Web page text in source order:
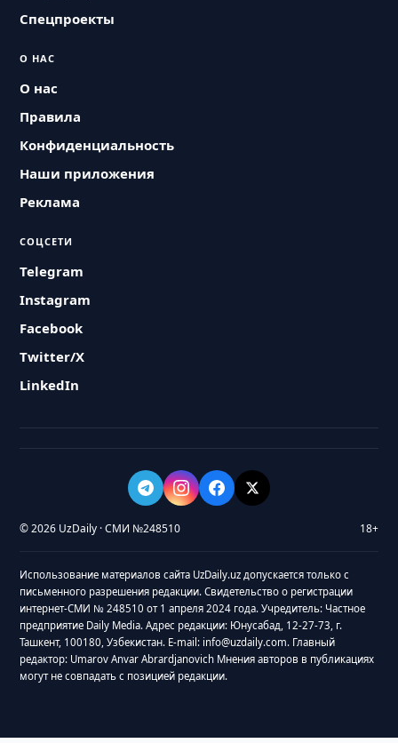
Спецпроекты
О НАС
О нас
Правила
Конфиденциальность
Наши приложения
Реклама
СОЦСЕТИ
Telegram
Instagram
Facebook
Twitter/X
LinkedIn
© 2026 UzDaily · СМИ №248510 18+
Использование материалов сайта UzDaily.uz допускается только с
письменного разрешения редакции. Свидетельство о регистрации
интернет-СМИ № 248510 от 1 апреля 2024 года. Учредитель: Частное
предприятие Daily Media. Адрес редакции: Юнусабад, 12-27-73, г.
Ташкент, 100180, Узбекистан. E-mail: info@uzdaily.com. Главный
редактор: Umarov Anvar Abrardjanovich Мнения авторов в публикациях
могут не совпадать с позицией редакции.